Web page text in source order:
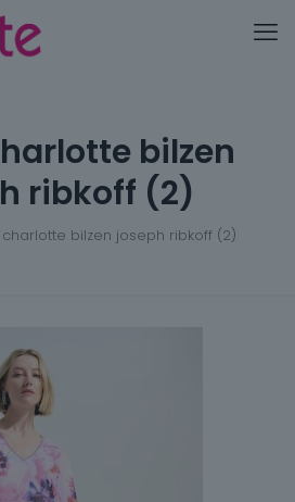
bilzen
ribkoff (2)
charlotte bilzen joseph ribkoff (2)